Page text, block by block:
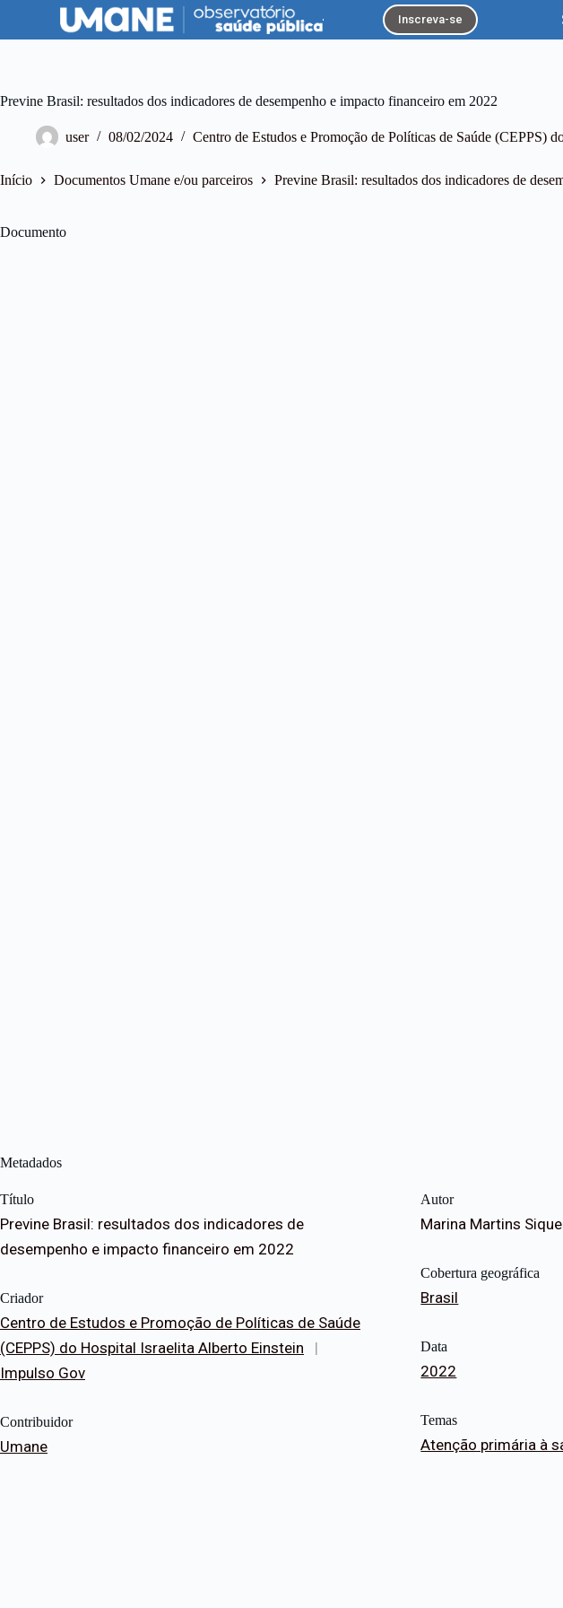
p
c
t
Inscreva-se
Previne Brasil: resultados dos indicadores de desempenho e impacto financeiro em 2022
user 08/02/2024 Centro de Estudos e Promoção de Políticas de Saúde (CEPPS)
Início Documentos Umane e/ou parceiros Previne Brasil: resultados dos indicadores de
Documento
Metadados
Título
Previne Brasil: resultados dos indicadores de
desempenho e impacto financeiro em 2022
Criador
Centro de Estudos e Promoção de Políticas de Saúde
(CEPPS) do Hospital Israelita Alberto Einstein
|
Impulso Gov
Contribuidor
Umane
Autor
Marina Martins
Cobertura geográfica
Brasil
Data
2022
Temas
Atenção primária à